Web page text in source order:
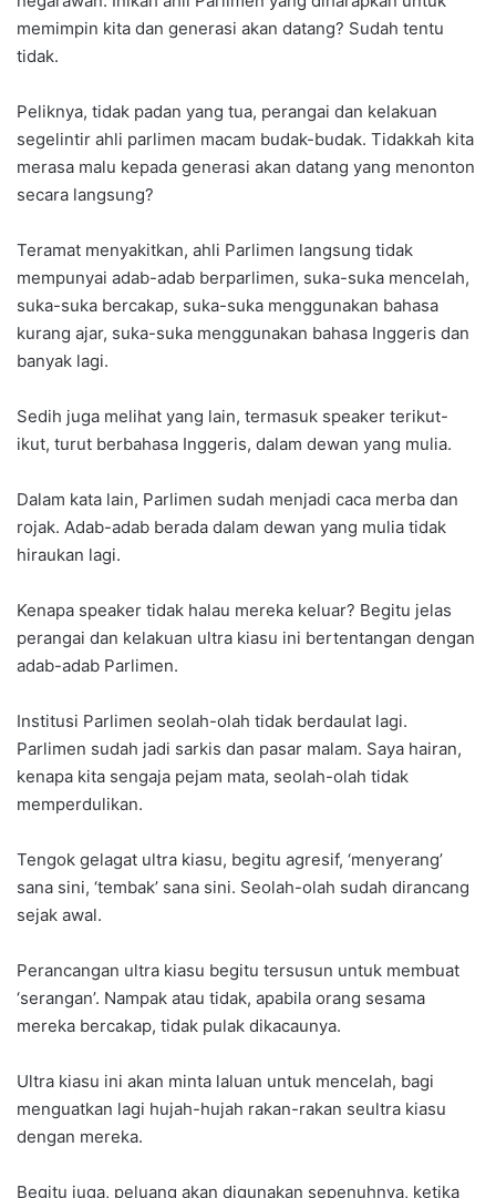
memimpin kita dan generasi akan datang? Sudah tentu
tidak.
Peliknya, tidak padan yang tua, perangai dan kelakuan
segelintir ahli parlimen macam budak-budak. Tidakkah kita
merasa malu kepada generasi akan datang yang menonton
secara langsung?
Teramat menyakitkan, ahli Parlimen langsung tidak
mempunyai adab-adab berparlimen, suka-suka mencelah,
suka-suka bercakap, suka-suka menggunakan bahasa
kurang ajar, suka-suka menggunakan bahasa Inggeris dan
banyak lagi.
Sedih juga melihat yang lain, termasuk speaker terikut-
ikut, turut berbahasa Inggeris, dalam dewan yang mulia.
Dalam kata lain, Parlimen sudah menjadi caca merba dan
rojak. Adab-adab berada dalam dewan yang mulia tidak
hiraukan lagi.
Kenapa speaker tidak halau mereka keluar? Begitu jelas
perangai dan kelakuan ultra kiasu ini bertentangan dengan
adab-adab Parlimen.
Institusi Parlimen seolah-olah tidak berdaulat lagi.
Parlimen sudah jadi sarkis dan pasar malam. Saya hairan,
kenapa kita sengaja pejam mata, seolah-olah tidak
memperdulikan.
Tengok gelagat ultra kiasu, begitu agresif, ‘menyerang’
sana sini, ‘tembak’ sana sini. Seolah-olah sudah dirancang
sejak awal.
Perancangan ultra kiasu begitu tersusun untuk membuat
‘serangan’. Nampak atau tidak, apabila orang sesama
mereka bercakap, tidak pulak dikacaunya.
Ultra kiasu ini akan minta laluan untuk mencelah, bagi
menguatkan lagi hujah-hujah rakan-rakan seultra kiasu
dengan mereka.
Begitu juga, peluang akan digunakan sepenuhnya, ketika